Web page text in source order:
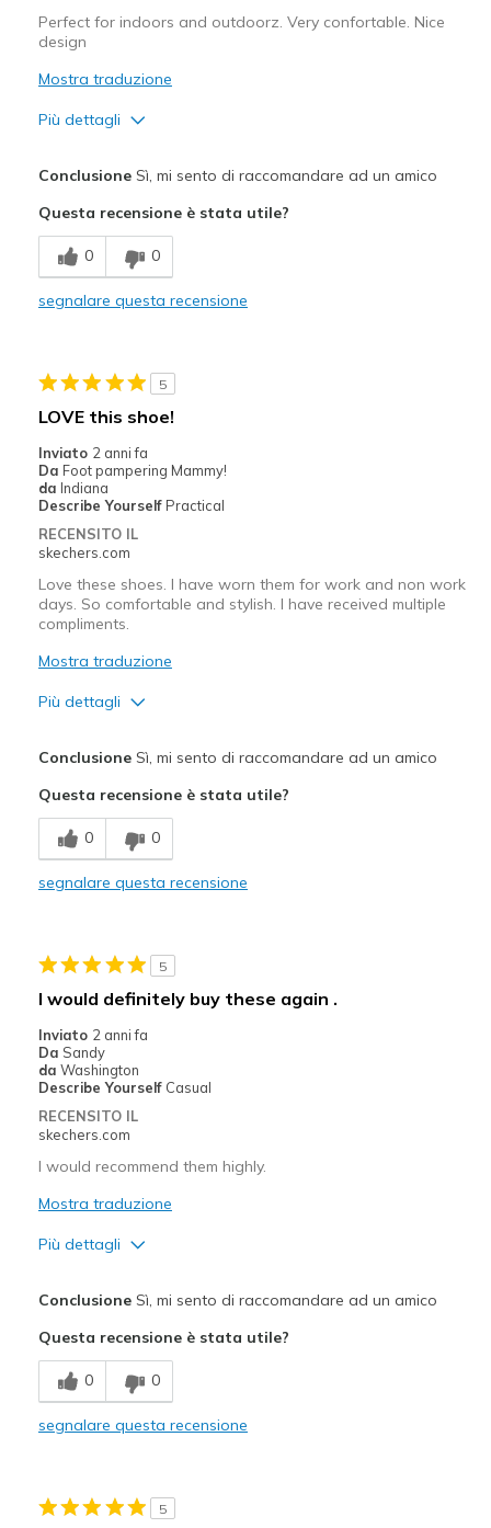
Perfect for indoors and outdoorz. Very confortable. Nice
design
Mostra traduzione
Più dettagli
Breathe Well
Comfortable
Going Out
Sizing
Feels true to size
View On Shoes
ConclusioneSì, mi sento di raccomandare ad un amico
Questa recensione è stata utile?
0 0
segnalare questa recensione
5
LOVE this shoe!
Inviato 2 anni fa
Da Foot pampering Mammy!
da Indiana
Describe Yourself Practical
RECENSITO IL
skechers.com
Love these shoes. I have worn them for work and non work
days. So comfortable and stylish. I have received multiple
compliments.
Mostra traduzione
Più dettagli
Breathe Well
Comfortable
Migliori Utilizzi:
Sizing
View On Shoes
I'm Really Into Shoes
ConclusioneSì, mi sento di raccomandare ad un amico
Questa recensione è stata utile?
0 0
segnalare questa recensione
5
I would definitely buy these again .
Inviato 2 anni fa
Da Sandy
da Washington
Describe Yourself Casual
RECENSITO IL
skechers.com
I would recommend them highly.
Mostra traduzione
Più dettagli
Breathe Well
Comfortable
ConclusioneSì, mi sento di raccomandare ad un amico
Questa recensione è stata utile?
0 0
segnalare questa recensione
5